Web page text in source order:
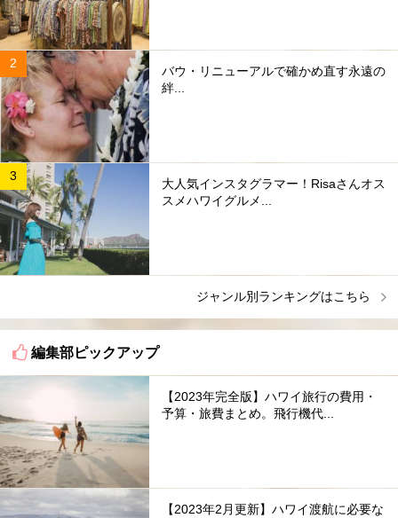
バウ・リニューアルで確かめ直す永遠の
絆...
大人気インスタグラマー！Risaさんオス
スメハワイグルメ...
ジャンル別ランキングはこちら
編集部ピックアップ
【2023年完全版】ハワイ旅行の費用・
予算・旅費まとめ。飛行機代...
【2023年2月更新】ハワイ渡航に必要な